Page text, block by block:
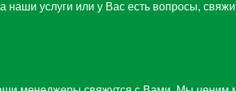
наши услуги или у Вас есть вопросы,